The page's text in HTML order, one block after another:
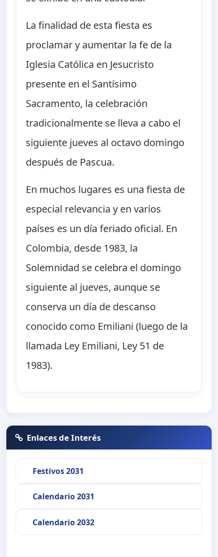
La finalidad de esta fiesta es
proclamar y aumentar la fe de la
Iglesia Católica en Jesucristo
presente en el Santísimo
Sacramento, la celebración
tradicionalmente se lleva a cabo el
siguiente jueves al octavo domingo
después de Pascua.
En muchos lugares es una fiesta de
especial relevancia y en varios
países es un día feriado oficial. En
Colombia, desde 1983, la
Solemnidad se celebra el domingo
siguiente al jueves, aunque se
conserva un día de descanso
conocido como Emiliani (luego de la
llamada Ley Emiliani, Ley 51 de
1983).
Enlaces de Interés
Festivos 2031
Calendario 2031
Calendario 2032